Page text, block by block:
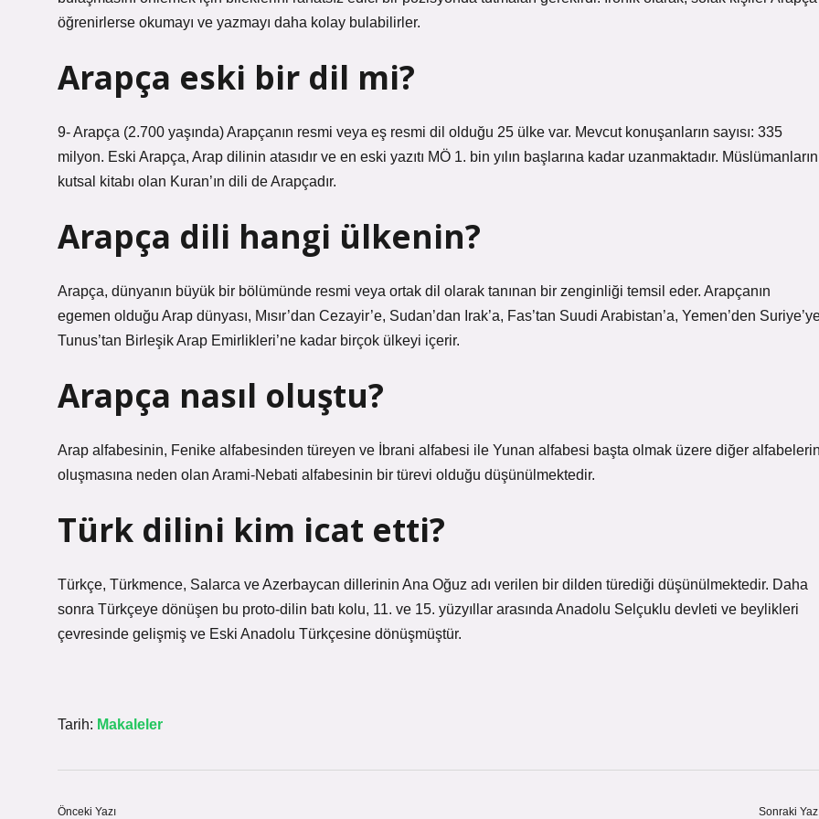
öğrenirlerse okumayı ve yazmayı daha kolay bulabilirler.
Arapça eski bir dil mi?
9- Arapça (2.700 yaşında) Arapçanın resmi veya eş resmi dil olduğu 25 ülke var. Mevcut konuşanların sayısı: 335
milyon. Eski Arapça, Arap dilinin atasıdır ve en eski yazıtı MÖ 1. bin yılın başlarına kadar uzanmaktadır. Müslümanların
kutsal kitabı olan Kuran’ın dili de Arapçadır.
Arapça dili hangi ülkenin?
Arapça, dünyanın büyük bir bölümünde resmi veya ortak dil olarak tanınan bir zenginliği temsil eder. Arapçanın
egemen olduğu Arap dünyası, Mısır’dan Cezayir’e, Sudan’dan Irak’a, Fas’tan Suudi Arabistan’a, Yemen’den
Tunus’tan Birleşik Arap Emirlikleri’ne kadar birçok ülkeyi içerir.
Arapça nasıl oluştu?
Arap alfabesinin, Fenike alfabesinden türeyen ve İbrani alfabesi ile Yunan alfabesi başta olmak üzere diğer
oluşmasına neden olan Arami-Nebati alfabesinin bir türevi olduğu düşünülmektedir.
Türk dilini kim icat etti?
Türkçe, Türkmence, Salarca ve Azerbaycan dillerinin Ana Oğuz adı verilen bir dilden türediği düşünülmektedir. Daha
sonra Türkçeye dönüşen bu proto-dilin batı kolu, 11. ve 15. yüzyıllar arasında Anadolu Selçuklu devleti ve beylikleri
çevresinde gelişmiş ve Eski Anadolu Türkçesine dönüşmüştür.
Tarih: Makaleler
Önceki Yazı Sonraki